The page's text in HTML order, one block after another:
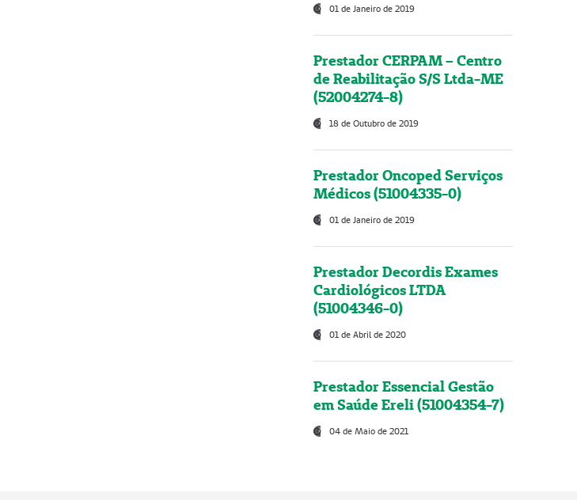
01 de Janeiro de 2019
Prestador CERPAM – Centro
de Reabilitação S/S Ltda-ME
(52004274-8)
18 de Outubro de 2019
Prestador Oncoped Serviços
Médicos (51004335-0)
01 de Janeiro de 2019
Prestador Decordis Exames
Cardiológicos LTDA
(51004346-0)
01 de Abril de 2020
Prestador Essencial Gestão
em Saúde Ereli (51004354-7)
04 de Maio de 2021